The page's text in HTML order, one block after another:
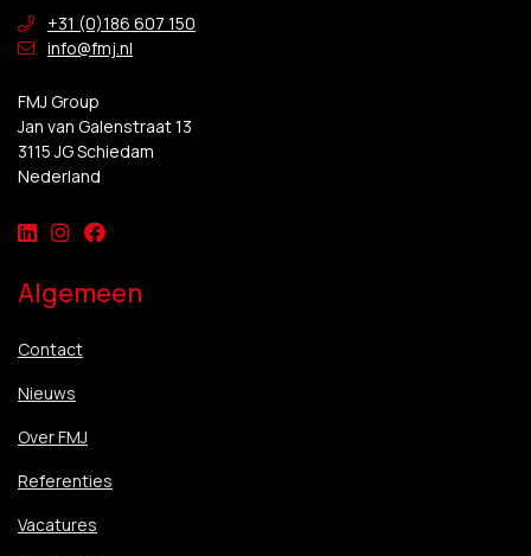
+31 (0)186 607 150
info@fmj.nl
FMJ Group
Jan van Galenstraat 13
3115 JG Schiedam
Nederland
Algemeen
Contact
Nieuws
Over FMJ
Referenties
Vacatures